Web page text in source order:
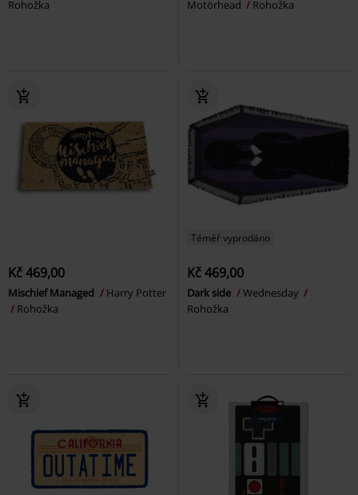
Rohožka
Motörhead
Rohožka
Kč 469,00
Mischief Managed
Harry Potter
Rohožka
Téměř vyprodáno
Kč 469,00
Dark side
Wednesday
Rohožka